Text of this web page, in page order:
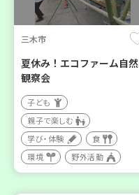
三木市
夏休み！エコファーム自然
観察会
子ども
親子で楽しむ
学び・体験
食
環境
野外活動